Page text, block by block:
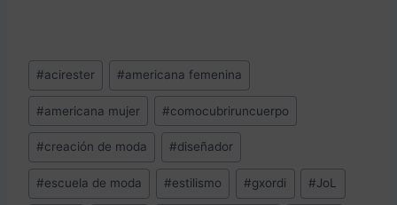
Etiquetas
de
la
entrada:
#acirester #americana femenina
#americana mujer #comocubriruncuerpo
#creación de moda #diseñador
#escuela de moda #estilismo #gxordi #JoL